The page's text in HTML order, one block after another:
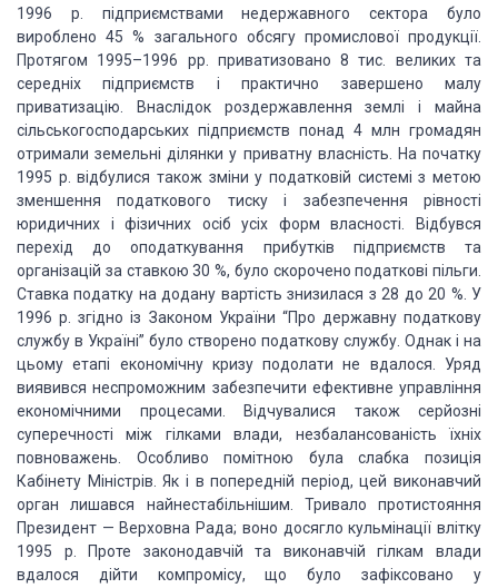
1996 р. підприємствами недержавного сектора було
вироблено 45 % загального обсягу промислової продукції.
Протягом 1995–1996 рр. приватизовано 8 тис. великих та
середніх підприємств і практично завершено малу
приватизацію. Внаслідок роздержавлення землі і майна
сільськогосподарських підприємств понад 4 млн громадян
отримали земельні ділянки у приватну власність. На початку
1995 р. відбулися також зміни у податковій системі з метою
зменшення податкового тиску і забезпечення рівності
юридичних і фізичних осіб усіх форм власності. Відбувся
перехід до оподаткування прибутків підприємств та
організацій за ставкою 30 %, було скорочено податкові пільги.
Ставка податку на додану вартість знизилася з 28 до 20 %. У
1996 р. згідно із Законом України “Про державну податкову
службу в Україні” було створено податкову службу. Однак і на
цьому етапі економічну кризу подолати не вдалося. Уряд
виявився неспроможним забезпечити ефективне управління
економічними процесами. Відчувалися також серйозні
суперечності між гілками влади, незбалансованість їхніх
повноважень. Особливо помітною була слабка позиція
Кабінету Міністрів. Як і в попередній період, цей виконавчий
орган лишався найнестабільнішим. Тривало протистояння
Президент — Верховна Рада; воно досягло кульмінації влітку
1995 р. Проте законодавчій та виконавчій гілкам влади
вдалося дійти компромісу, що було зафіксовано у